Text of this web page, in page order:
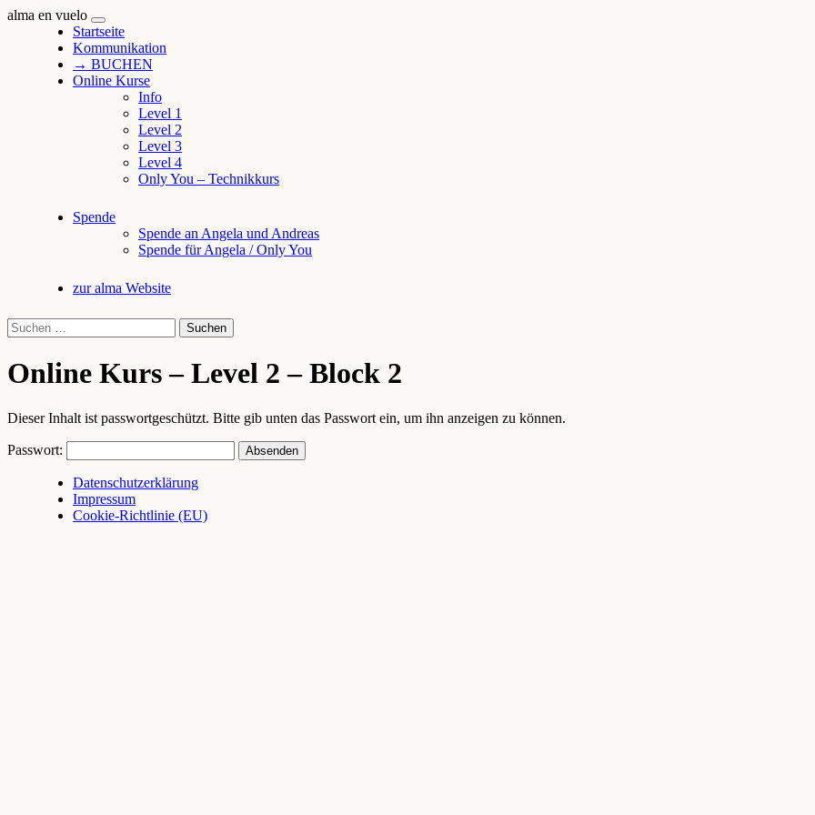
alma en vuelo
alma en vuelo
Startseite
Kommunikation
→ BUCHEN
Online Kurse
Info
Level 1
Level 2
Level 3
Level 4
Only You – Technikkurs
Spende
Spende an Angela und Andreas
Spende für Angela / Only You
zur alma Website
Suchen
nach:
Online Kurs – Level 2 – Block 2
Dieser Inhalt ist passwortgeschützt. Bitte gib unten das Passwort ein, um ihn anzeigen zu können.
Passwort:
Datenschutzerklärung
Impressum
Cookie-Richtlinie (EU)